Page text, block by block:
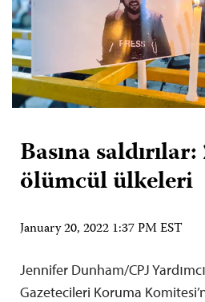
Basına
ölümcül ülkeleri
January 20, 2022 1:37 PM EST
Jennifer Dunham/CPJ
Gazetecileri Koruma